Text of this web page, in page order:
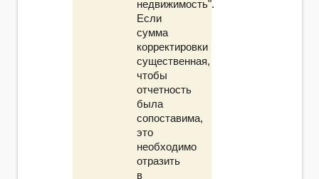
недвижимость".
Если
сумма
корректировки
существенная,
чтобы
отчетность
была
сопоставима,
это
необходимо
отразить
в